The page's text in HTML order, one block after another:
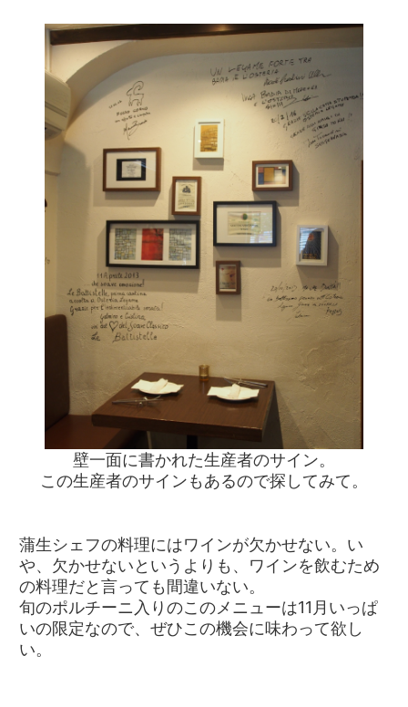
壁一面に書かれた生産者のサイン。
この生産者のサインもあるので探してみて。
蒲生シェフの料理にはワインが欠かせない。い
や、欠かせないというよりも、ワインを飲むため
の料理だと言っても間違いない。
旬のポルチーニ入りのこのメニューは11月いっぱ
いの限定なので、ぜひこの機会に味わって欲し
い。